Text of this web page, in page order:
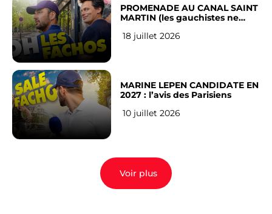
PROMENADE AU CANAL SAINT
MARTIN (les gauchistes ne
18 juillet 2026
MARINE LEPEN CANDIDATE EN
2027 : l’avis des Parisiens
10 juillet 2026
Voir plus